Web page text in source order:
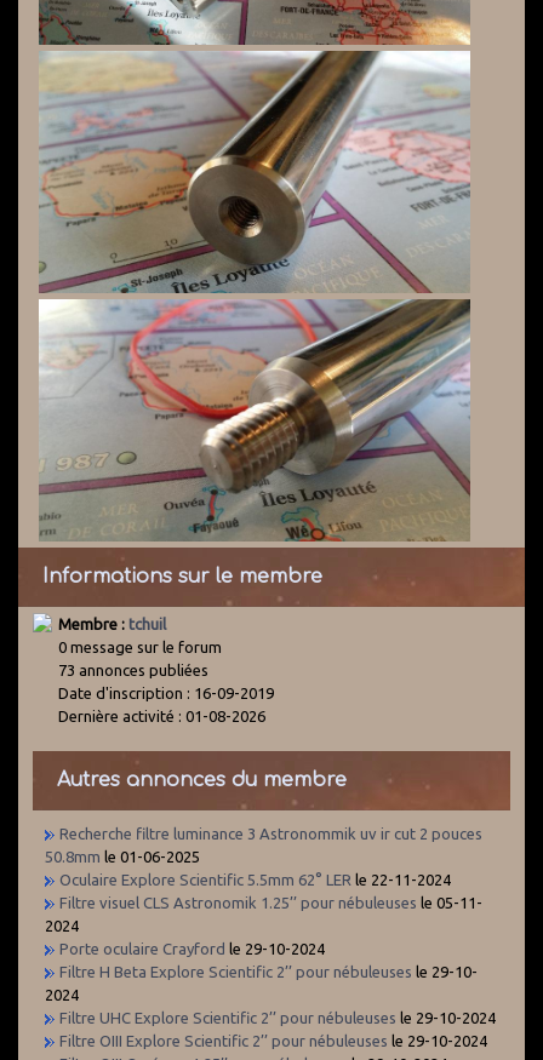
Informations sur le membre
Membre : tchuil
0 message sur le forum
73 annonces publiées
Date d'inscription : 16-09-2019
Dernière activité : 01-08-2026
Autres annonces du membre
Recherche filtre luminance 3 Astronommik uv ir cut 2 pouces
50.8mm le 01-06-2025
Oculaire Explore Scientific 5.5mm 62° LER le 22-11-2024
Filtre visuel CLS Astronomik 1.25’’ pour nébuleuses le 05-11-
2024
Porte oculaire Crayford le 29-10-2024
Filtre H Beta Explore Scientific 2’’ pour nébuleuses le 29-10-
2024
Filtre UHC Explore Scientific 2’’ pour nébuleuses le 29-10-2024
Filtre OIII Explore Scientific 2’’ pour nébuleuses le 29-10-2024